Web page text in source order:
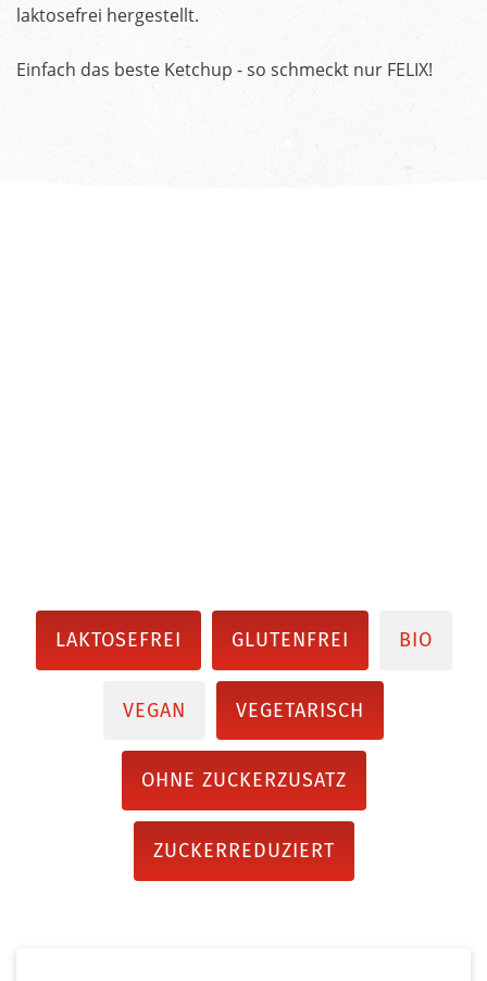
laktosefrei hergestellt.
Einfach das beste Ketchup - so schmeckt nur FELIX!
LAKTOSEFREI GLUTENFREI BIO
VEGAN VEGETARISCH
OHNE ZUCKERZUSATZ
ZUCKERREDUZIERT